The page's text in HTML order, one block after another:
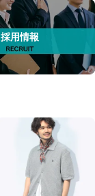
採用情報